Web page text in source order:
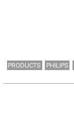
PRODUCTS PHILIPS